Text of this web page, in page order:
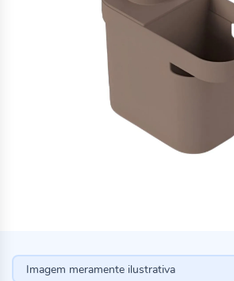
Imagem meramente ilustrativa